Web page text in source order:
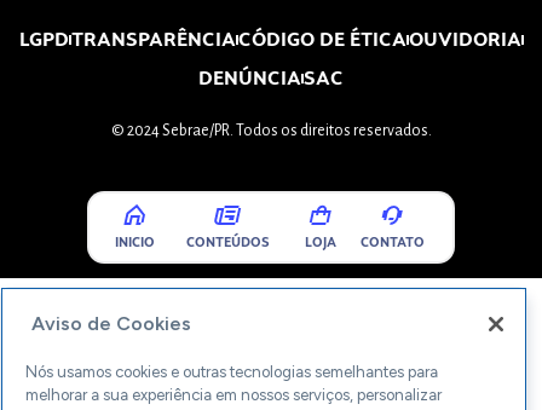
LGPDTRANSPARÊNCIACÓDIGO DE ÉTICAOUVIDORIA
DENÚNCIASAC
© 2024 Sebrae/PR. Todos os direitos reservados.
INICIO CONTEÚDOS LOJA CONTATO
Aviso de Cookies
Nós usamos cookies e outras tecnologias semelhantes para
melhorar a sua experiência em nossos serviços, personalizar